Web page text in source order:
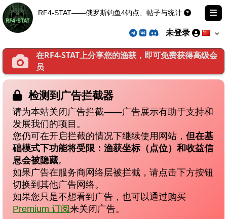
未登录
RF4-STAT——俄罗斯钓鱼4钓点、帖子与统计
在RF4-STAT上分享您的渔获，即可免费获得高级会
员
检测到广告拦截器
请为本站关闭广告拦截——广告展示有助于支持和
发展我们的项目。
您仍可在开启拦截的情况下继续使用网站， 但在基
础模式下功能将受限：渔获坐标（点位）和收益信
息会被隐藏。
如果广告在服务商网络层被拦截，请点击下方按钮
切换到其他广告网络。
如果您只是不想看到广告，也可以通过购买
Premium 订阅来关闭广告。